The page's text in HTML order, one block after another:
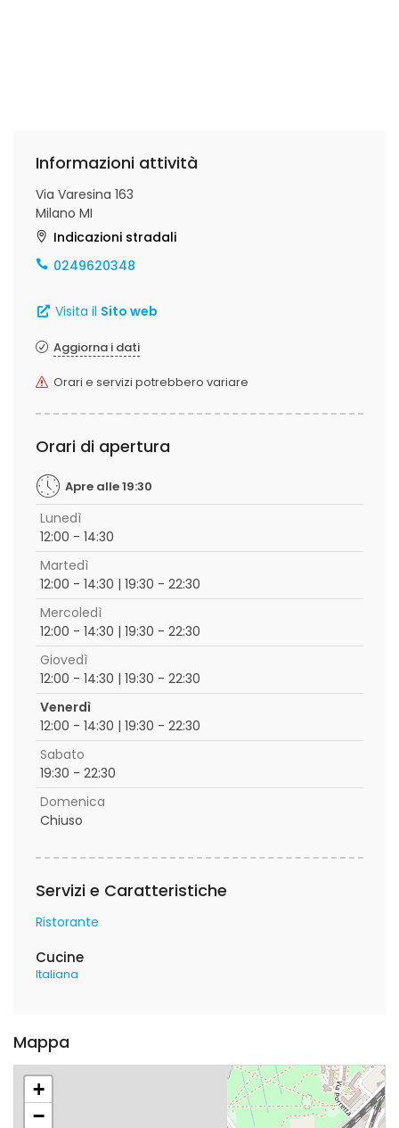
Informazioni attività
Via Varesina 163
Milano MI
Indicazioni stradali
0249620348
Visita il Sito web
Aggiorna i dati
Orari e servizi potrebbero variare
Orari di apertura
Apre alle 19:30
Lunedì
12:00 - 14:30
Martedì
12:00 - 14:30 | 19:30 - 22:30
Mercoledì
12:00 - 14:30 | 19:30 - 22:30
Giovedì
12:00 - 14:30 | 19:30 - 22:30
Venerdì
12:00 - 14:30 | 19:30 - 22:30
Sabato
19:30 - 22:30
Domenica
Chiuso
Servizi e Caratteristiche
Ristorante
Cucine
Italiana
Mappa
+
−